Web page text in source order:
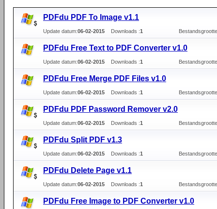
PDFdu PDF To Image v1.1
Update datum:06-02-2015 Downloads :1
PDFdu Free Text to PDF Converter v1.0
Update datum:06-02-2015 Downloads :1
PDFdu Free Merge PDF Files v1.0
Update datum:06-02-2015 Downloads :1
PDFdu PDF Password Remover v2.0
Update datum:06-02-2015 Downloads :1
PDFdu Split PDF v1.3
Update datum:06-02-2015 Downloads :1
PDFdu Delete Page v1.1
Update datum:06-02-2015 Downloads :1
PDFdu Free Image to PDF Converter v1.0